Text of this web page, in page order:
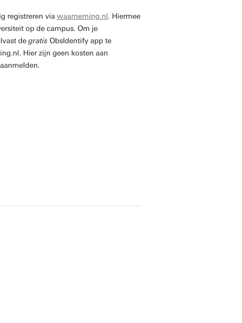
registreren via waarneming.nl. Hiermee
op de campus. Om je
de gratis ObsIdentify app te
Hier zijn geen kosten aan